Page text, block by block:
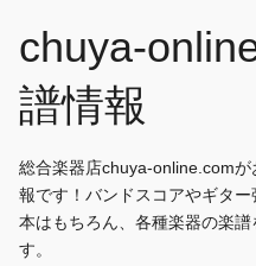
スキップしてメ
chuya-
譜情報
総合楽器店chuya-online.com
報です！バンドスコアやギター
本はもちろん、各種楽器の楽譜
す。